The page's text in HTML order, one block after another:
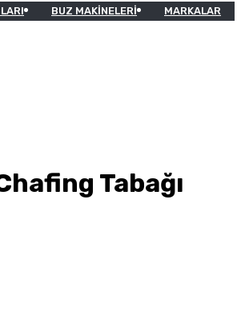
BUZ MAKINELERI MARKALAR
Tabağı